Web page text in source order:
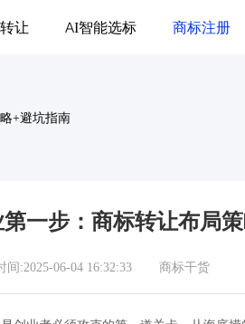
让 AI智能选标 商标注册
+避坑指南
一步：商标转让布局
间:2025-06-04 16:32:33 商标干货